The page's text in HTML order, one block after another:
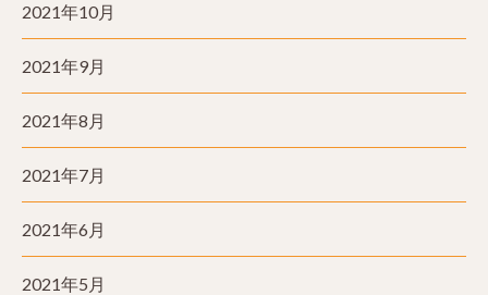
2021年10月
2021年9月
2021年8月
2021年7月
2021年6月
2021年5月